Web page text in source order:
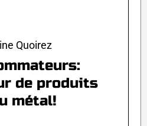
Quoirez
de produits
métal!